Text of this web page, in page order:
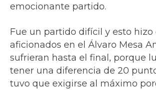
emocionante partido.
Fue un partido difícil y esto hizo
aficionados en el Álvaro Mesa
sufrieran hasta el final, porque
tener una diferencia de 20
tuvo que exigirse al máximo